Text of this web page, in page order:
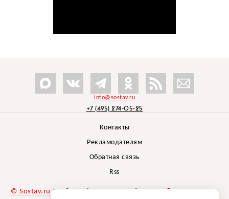
info@sostav.ru
+7 (495) 274-05-25
Контакты
Рекламодателям
Обратная связь
Rss
© Sostav.ru 1998-2026 Независимый проектбрендингового